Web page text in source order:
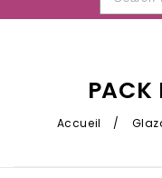
PACK
Accueil /